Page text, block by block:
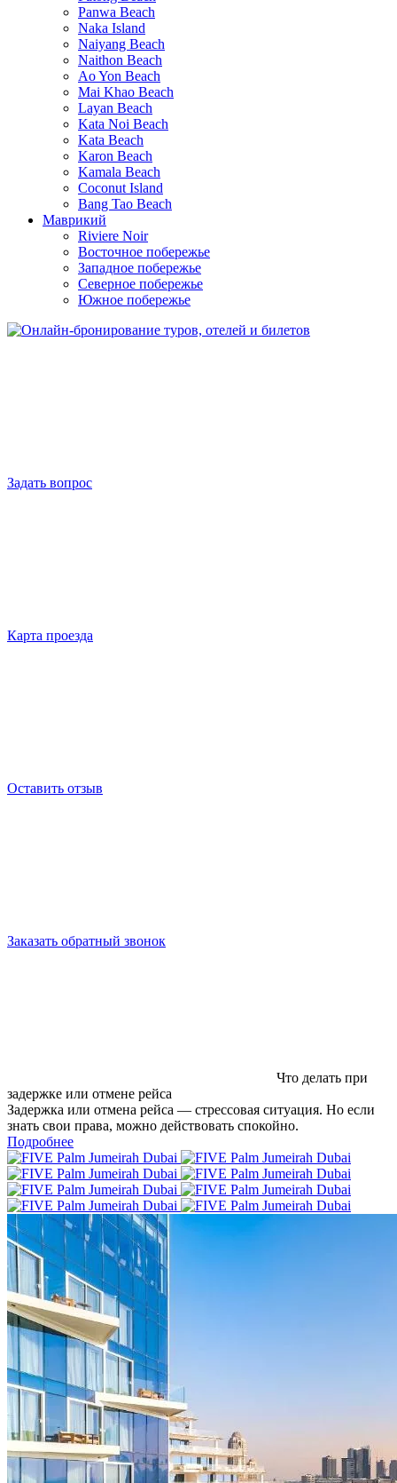
Panwa Beach
Naka Island
Naiyang Beach
Naithon Beach
Ao Yon Beach
Mai Khao Beach
Layan Beach
Kata Noi Beach
Kata Beach
Karon Beach
Kamala Beach
Coconut Island
Bang Tao Beach
Маврикий
Riviere Noir
Восточное побережье
Западное побережье
Северное побережье
Южное побережье
Задать вопрос
Карта проезда
Оставить отзыв
Заказать обратный звонок
Что делать при
задержке или отмене рейса
Задержка или отмена рейса — стрессовая ситуация. Но если
знать свои права, можно действовать спокойно.
Подробнее